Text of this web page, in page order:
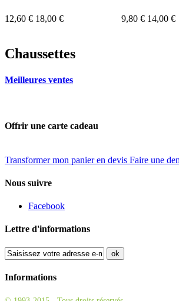
12,60 € 18,00 € 9,80 € 14,00 €
Chaussettes
Meilleures ventes
Offrir une carte cadeau
Transformer mon panier en devis Faire une
Nous suivre
Facebook
Lettre d'informations
ok
Informations